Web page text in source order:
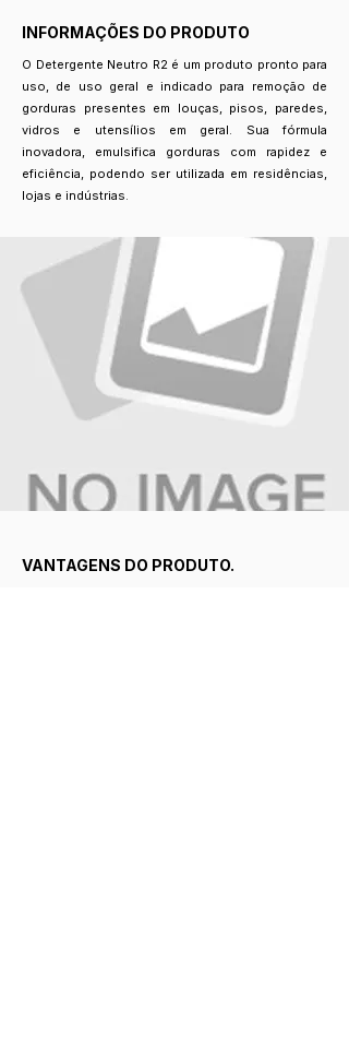
INFORMAÇÕES DO PRODUTO
O Detergente Neutro R2 é um produto pronto para
uso, de uso geral e indicado para remoção de
gorduras presentes em louças, pisos, paredes,
vidros e utensílios em geral. Sua fórmula
inovadora, emulsifica gorduras com rapidez e
eficiência, podendo ser utilizada em residências,
lojas e indústrias.
VANTAGENS DO PRODUTO.